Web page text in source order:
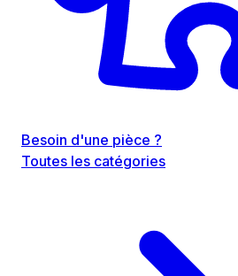
Besoin d'une pièce ?
Toutes les catégories